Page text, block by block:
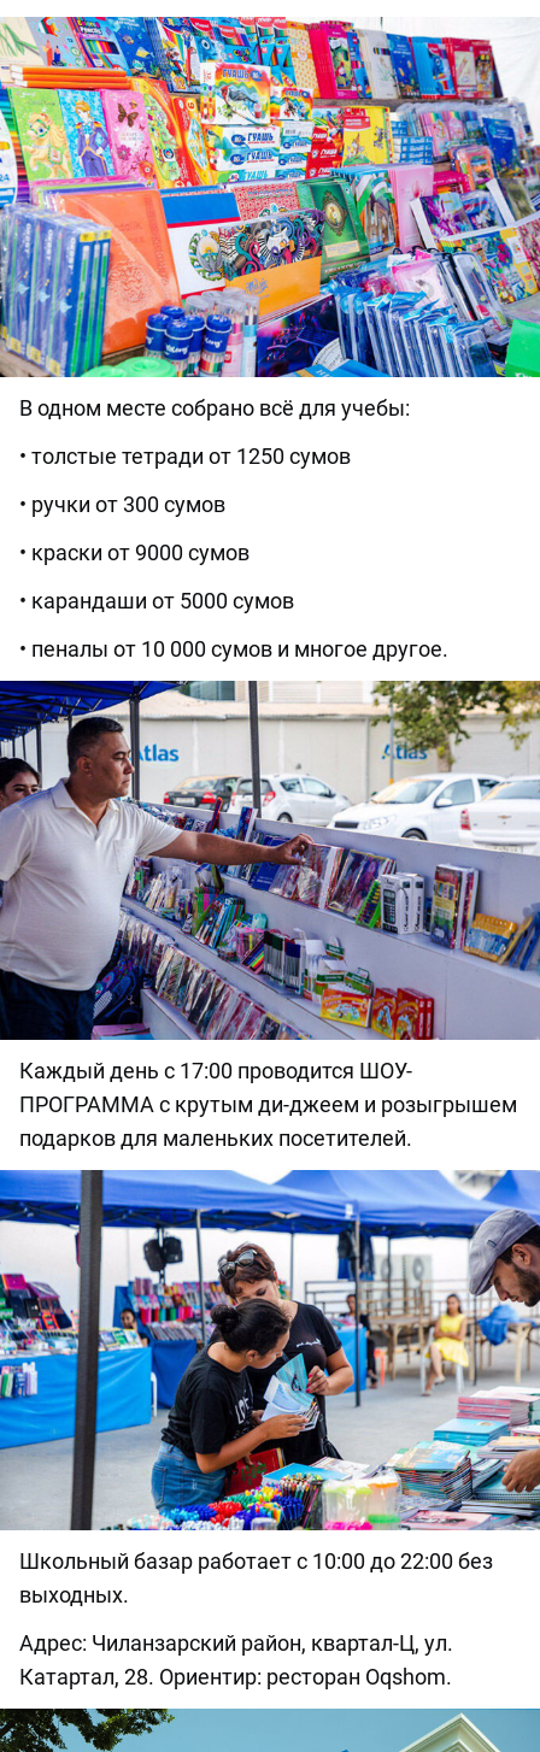
В одном месте собрано всё для учебы:
• толстые тетради от 1250 сумов
• ручки от 300 сумов
• краски от 9000 сумов
• карандаши от 5000 сумов
• пеналы от 10 000 сумов и многое другое.
Каждый день с 17:00 проводится ШОУ-
ПРОГРАММА с крутым ди-джеем и розыгрышем
подарков для маленьких посетителей.
Школьный базар работает с 10:00 до 22:00 без
выходных.
Адрес: Чиланзарский район, квартал-Ц, ул.
Катартал, 28. Ориентир: ресторан Oqshom.